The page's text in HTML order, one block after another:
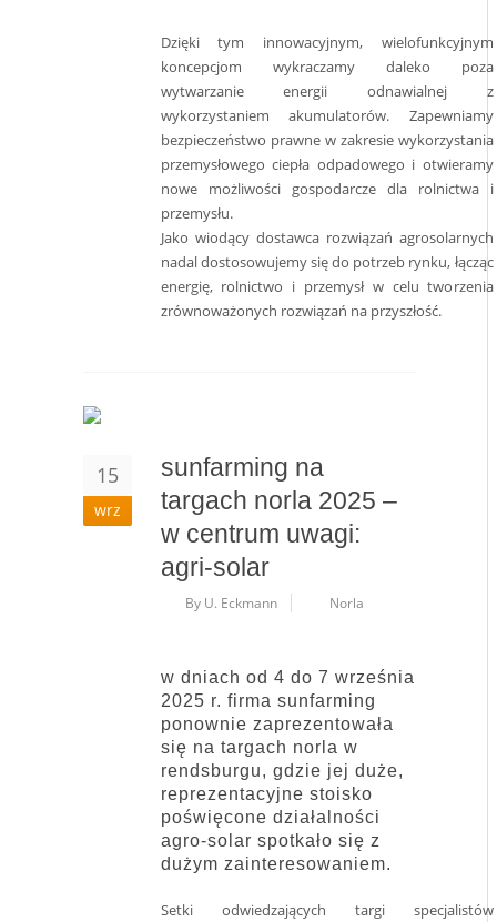
Dzięki tym innowacyjnym, wielofunkcyjnym
koncepcjom wykraczamy daleko poza
wytwarzanie energii odnawialnej z
wykorzystaniem akumulatorów. Zapewniamy
bezpieczeństwo prawne w zakresie wykorzystania
przemysłowego ciepła odpadowego i otwieramy
nowe możliwości gospodarcze dla rolnictwa i
przemysłu.
Jako wiodący dostawca rozwiązań agrosolarnych
nadal dostosowujemy się do potrzeb rynku, łącząc
energię, rolnictwo i przemysł w celu tworzenia
zrównoważonych rozwiązań na przyszłość.
15
wrz
sunfarming na
targach norla 2025 –
w centrum uwagi:
agri-solar
By U. Eckmann Norla
w dniach od 4 do 7 września
2025 r. firma sunfarming
ponownie zaprezentowała
się na targach norla w
rendsburgu, gdzie jej duże,
reprezentacyjne stoisko
poświęcone działalności
agro-solar spotkało się z
dużym zainteresowaniem.
Setki odwiedzających targi specjalistów